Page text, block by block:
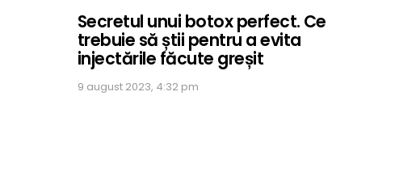
Secretul unui botox perfect. Ce
trebuie să știi pentru a evita
injectările făcute greșit
9 august 2023, 4:32 pm